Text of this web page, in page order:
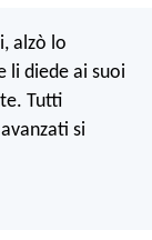
alzò lo
li diede ai suoi
Tutti
si